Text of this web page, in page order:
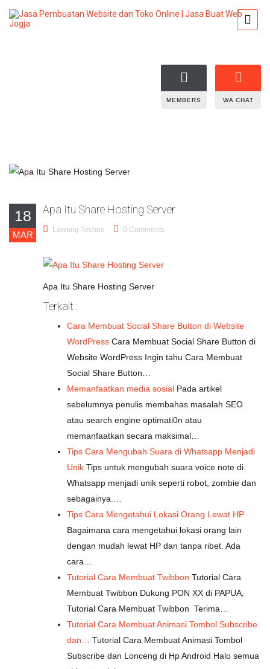
MEMBERS WA CHAT
18
MAR
Apa Itu Share Hosting Server
Lawang Techno 0 Comments
Apa Itu Share Hosting Server
Terkait :
Cara Membuat Social Share Button di Website
WordPress Cara Membuat Social Share Button di
Website WordPress Ingin tahu Cara Membuat
Social Share Button…
Memanfaatkan media sosial Pada artikel
sebelumnya penulis membahas masalah SEO
atau search engine optimati0n atau
memanfaatkan secara maksimal…
Tips Cara Mengubah Suara di Whatsapp Menjadi
Unik Tips untuk mengubah suara voice note di
Whatsapp menjadi unik seperti robot, zombie dan
sebagainya.…
Tips Cara Mengetahui Lokasi Orang Lewat HP
Bagaimana cara mengetahui lokasi orang lain
dengan mudah lewat HP dan tanpa ribet. Ada
cara…
Tutorial Cara Membuat Twibbon Tutorial Cara
Membuat Twibbon Dukung PON XX di PAPUA,
Tutorial Cara Membuat Twibbon Terima…
Tutorial Cara Membuat Animasi Tombol Subscribe
dan…
Tutorial Cara Membuat Animasi Tombol
Subscribe dan Lonceng di Hp Android Halo semua